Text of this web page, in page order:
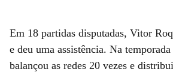
Em 18 partidas disputadas, Vitor
e deu uma assistência. Na temporada
balançou as redes 20 vezes e